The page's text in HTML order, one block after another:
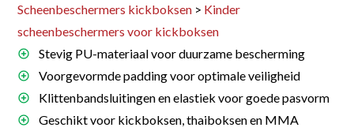
Scheenbeschermers kickboksen > Kinder
scheenbeschermers voor kickboksen
Stevig PU-materiaal voor duurzame bescherming
Voorgevormde padding voor optimale veiligheid
Klittenbandsluitingen en elastiek voor goede pasvorm
Geschikt voor kickboksen, thaiboksen en MMA